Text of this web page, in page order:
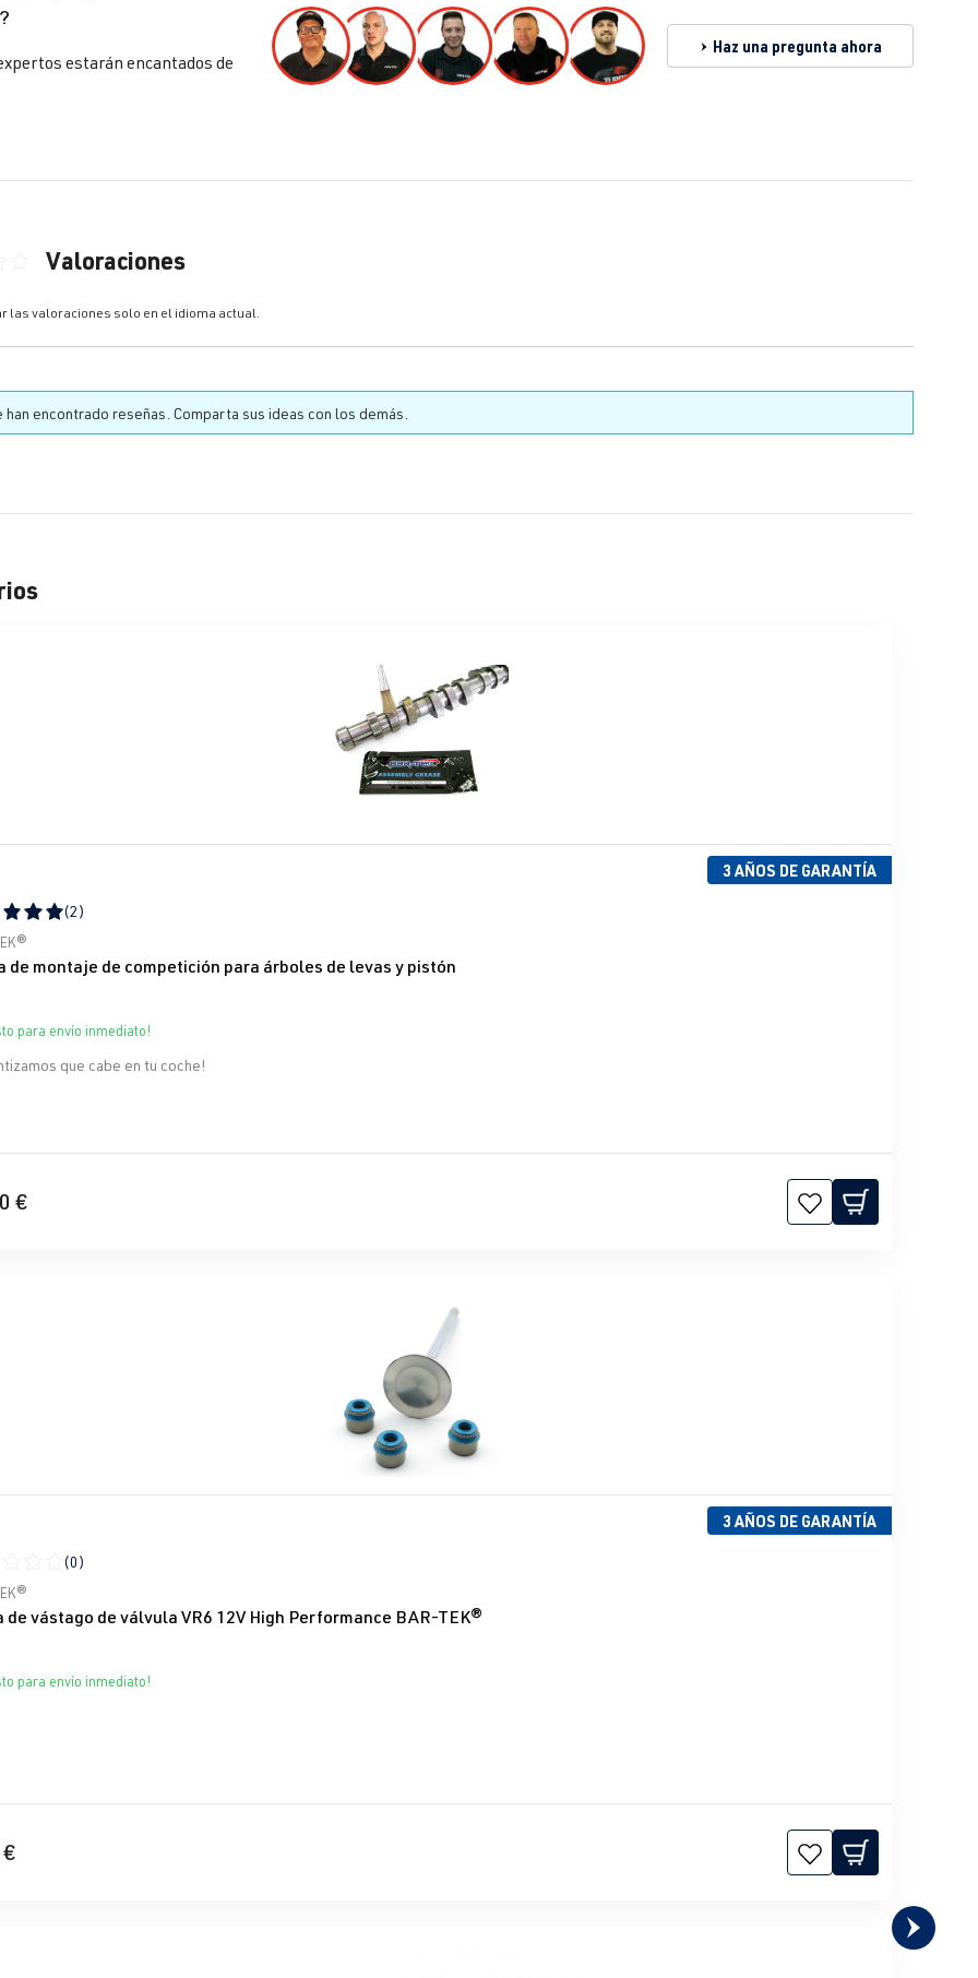
estarán encantados de
Haz una pregunta ahora
Valoraciones
las valoraciones solo en el idioma actual.
han encontrado reseñas. Comparta sus ideas con los demás.
de productos
3 AÑOS DE GARANTÍA
promedio de 5 de 5 estrellas
(2)
de montaje de competición para árboles de levas y pistón
para envío inmediato!
que cabe en tu coche!
€
3 AÑOS DE GARANTÍA
promedio de 0 de 5 estrellas
(0)
de vástago de válvula VR6 12V High Performance BAR-TEK®
para envío inmediato!